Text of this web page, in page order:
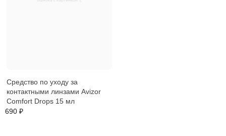
Средство по уходу за
контактными линзами Avizor
Comfort Drops 15 мл
690 ₽